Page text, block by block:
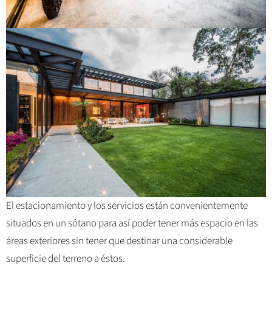
El estacionamiento y los servicios están convenientemente
situados en un sótano para así poder tener más espacio en las
áreas exteriores sin tener que destinar una considerable
superficie del terreno a éstos.